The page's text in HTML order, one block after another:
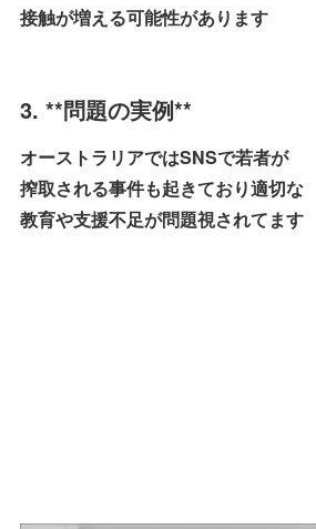
接触が増える可能性があります
3. **問題の実例**
オーストラリアではSNSで若者が
搾取される事件も起きており適切な
教育や支援不足が問題視されてます